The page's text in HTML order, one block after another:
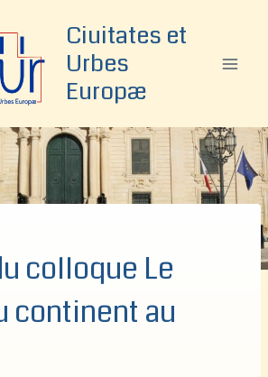
Ciuitates et
Urbes
Europæ
colloque Le
continent au